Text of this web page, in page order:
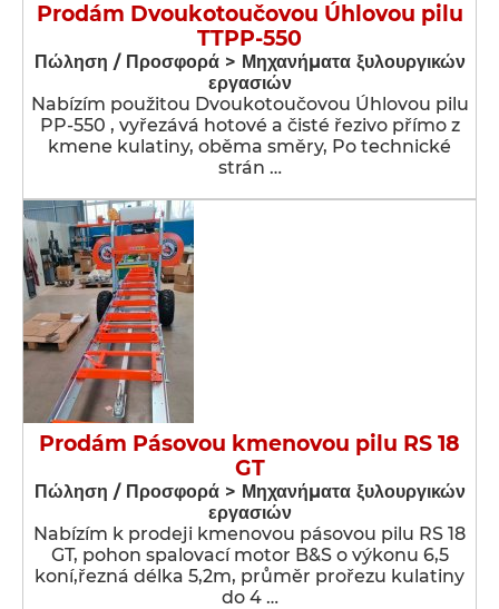
Prodám Dvoukotoučovou Úhlovou pilu
TTPP-550
Πώληση / Προσφορά > Μηχανήματα ξυλουργικών
εργασιών
Nabízím použitou Dvoukotoučovou Úhlovou pilu
PP-550 , vyřezává hotové a čisté řezivo přímo z
kmene kulatiny, oběma směry, Po technické
strán …
Prodám Pásovou kmenovou pilu RS 18
GT
Πώληση / Προσφορά > Μηχανήματα ξυλουργικών
εργασιών
Nabízím k prodeji kmenovou pásovou pilu RS 18
GT, pohon spalovací motor B&S o výkonu 6,5
koní,řezná délka 5,2m, průměr prořezu kulatiny
do 4 …